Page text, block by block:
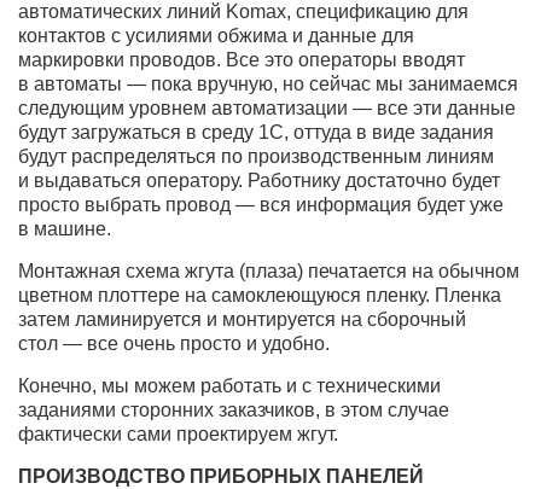
автоматических линий Komax, спецификацию для
контактов с усилиями обжима и данные для
маркировки проводов. Все это операторы вводят
в автоматы — пока вручную, но сейчас мы занимаемся
следующим уровнем автоматизации — все эти данные
будут загружаться в среду 1С, оттуда в виде задания
будут распределяться по производственным линиям
и выдаваться оператору. Работнику достаточно будет
просто выбрать провод — вся информация будет уже
в машине.
Монтажная схема жгута (плаза) печатается на обычном
цветном плоттере на самоклеющуюся пленку. Пленка
затем ламинируется и монтируется на сборочный
стол — все очень просто и удобно.
Конечно, мы можем работать и с техническими
заданиями сторонних заказчиков, в этом случае
фактически сами проектируем жгут.
ПРОИЗВОДСТВО ПРИБОРНЫХ ПАНЕЛЕЙ